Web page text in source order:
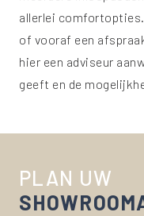
allerlei
of vooraf een
hier een adviseur
geeft en de
PLAN UW
SHOWROOM